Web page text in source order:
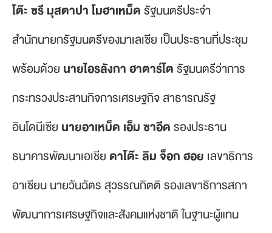
โต๊ะ ซรี มุสตาปา โมฮาเหม็ดรัฐมนตรีประจำ
สำนักนายกรัฐมนตรีของมาเลเซีย เป็นประธานที่ประชุม
พร้อมด้วย นายไอรลังกา ฮาตาร์โตรัฐมนตรีว่าการ
กระทรวงประสานกิจการเศรษฐกิจ สาธารณรัฐ
อินโดนีเซีย นายอาเหม็ด เอ็ม ซาอีดรองประธาน
ธนาคารพัฒนาเอเชีย ดาโต๊ะ ลิม จ็อก ฮอย เลขาธิการ
อาเซียน นายวันฉัตร สุวรรณกิตติ รองเลขาธิการสภา
พัฒนาการเศรษฐกิจและสังคมแห่งชาติ ในฐานะผู้แทน